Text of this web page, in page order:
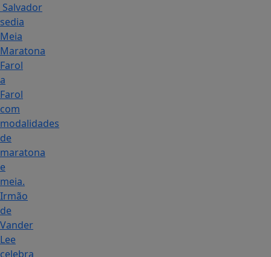
Salvador
sedia
Meia
Maratona
Farol
a
Farol
com
modalidades
de
maratona
e
meia.
Irmão
de
Vander
Lee
celebra